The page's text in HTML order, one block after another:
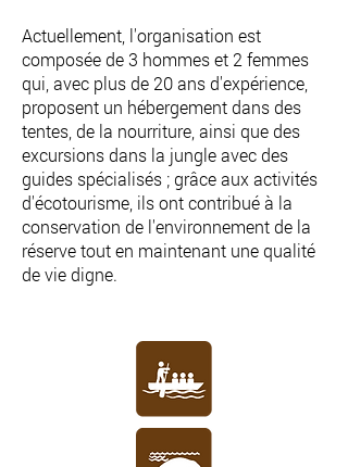
Actuellement, l'organisation est
composée de 3 hommes et 2 femmes
qui, avec plus de 20 ans d'expérience,
proposent un hébergement dans des
tentes, de la nourriture, ainsi que des
excursions dans la jungle avec des
guides spécialisés ; grâce aux activités
d'écotourisme, ils ont contribué à la
conservation de l'environnement de la
réserve tout en maintenant une qualité
de vie digne.